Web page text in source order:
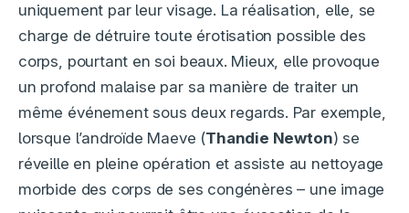
uniquement par leur visage. La réalisation, elle, se
charge de détruire toute érotisation possible des
corps, pourtant en soi beaux. Mieux, elle provoque
un profond malaise par sa manière de traiter un
même événement sous deux regards. Par exemple,
lorsque l’androïde Maeve (Thandie Newton) se
réveille en pleine opération et assiste au nettoyage
morbide des corps de ses congénères – une image